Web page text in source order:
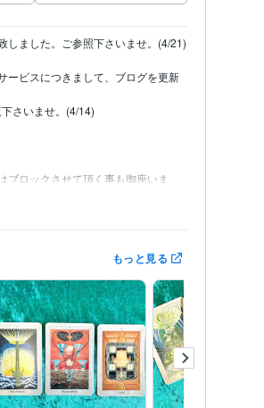
しました。ご参照下さいませ。(4/21)
ービスにつきまして、ブログを更新
さいませ。(4/14)
ブロックさせて頂く事も御座いま
場合が御座います。
のスケジュール欄をご確認頂けてい
もっと見る